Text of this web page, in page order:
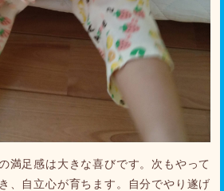
満足感は大きな喜びです。次もやって
、自立心が育ちます。自分でやり遂げ